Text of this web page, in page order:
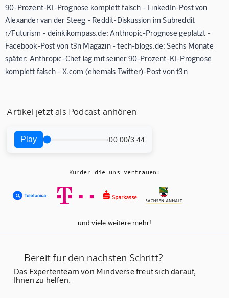
90-Prozent-KI-Prognose komplett falsch - LinkedIn-Post von
Alexander van der Steeg - Reddit-Diskussion im Subreddit
r/Futurism - deinkikompass.de: Anthropic-Prognose geplatzt -
Facebook-Post von t3n Magazin - tech-blogs.de: Sechs Monate
später: Anthropic-Chef lag mit seiner 90-Prozent-KI-Prognose
komplett falsch - X.com (ehemals Twitter)-Post von t3n
Artikel jetzt als Podcast anhören
Play 00:00/3:44
Kunden die uns vertrauen:
und viele weitere mehr!
Bereit für den nächsten Schritt?
Das Expertenteam von Mindverse freut sich darauf,
Ihnen zu helfen.